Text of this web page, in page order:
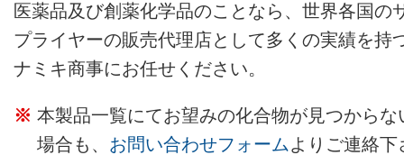
医薬品及び創薬化学品のことなら、世界各国の
プライヤーの販売代理店として多くの実績を持
ナミキ商事にお任せください。
本製品一覧にてお望みの化合物が見つからな
場合も、 お問い合わせフォーム よりご連絡下